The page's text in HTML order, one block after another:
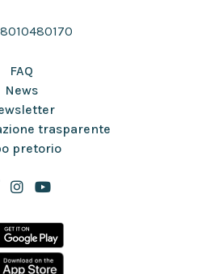
FAQ
News
trasparente
pretorio